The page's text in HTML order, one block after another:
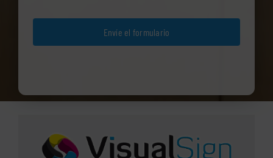
Envíe el formulario